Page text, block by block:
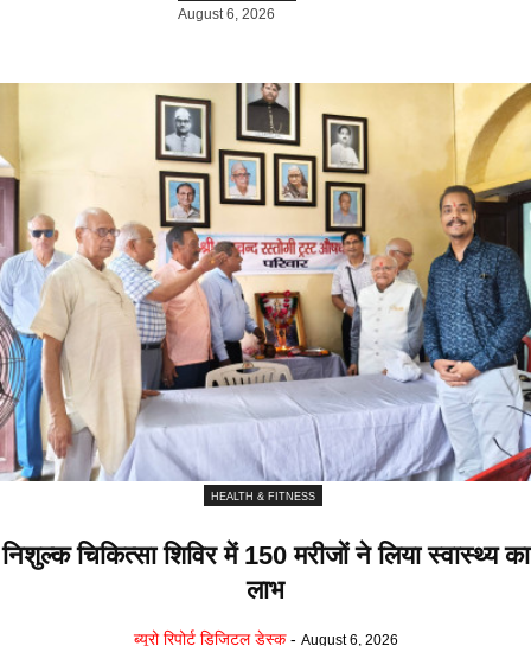
August 6, 2026
HEALTH & FITNESS
निशुल्क चिकित्सा शिविर में 150 मरीजों ने लिया स्वास्थ्य का
लाभ
ब्यूरो रिपोर्ट डिजिटल डेस्क - August 6, 2026